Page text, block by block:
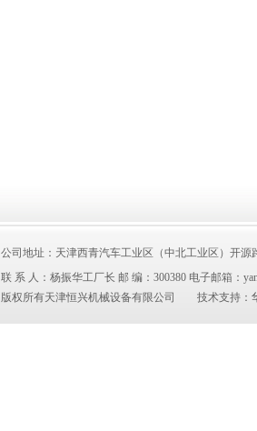
公司地址：天津西青汽车工业区（中北工业区）开源
联 系 人：杨振华工厂长 邮 编：300380 电子邮箱：
版权所有天津恒兴机械设备有限公司 技术支持：